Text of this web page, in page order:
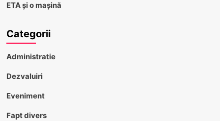
ETA și o mașină
Categorii
Administratie
Dezvaluiri
Eveniment
Fapt divers